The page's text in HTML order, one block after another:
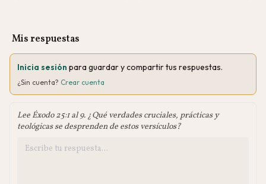
Mis respuestas
Inicia sesión para guardar y compartir tus respuestas.
¿Sin cuenta? Crear cuenta
Lee Éxodo 25:1 al 9. ¿Qué verdades cruciales, prácticas y
teológicas se desprenden de estos versículos?